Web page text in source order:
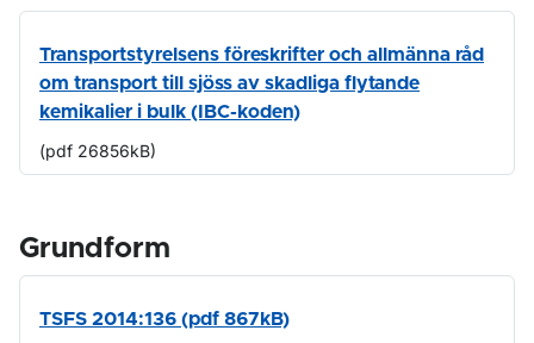
Transportstyrelsens föreskrifter och allmänna råd
om transport till sjöss av skadliga flytande
kemikalier i bulk (IBC-koden)
(pdf 26856kB)
Grundform
TSFS 2014:136 (pdf 867kB)